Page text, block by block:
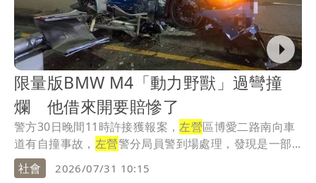
限量版BMW M4「動力野獸」過彎撞
爛 他借來開要賠慘了
警方30日晚間11時許接獲報案，左營區博愛二路南向車
道有自撞事故， 左營警分局員警到場處理，發現是一部...
社會
2026/07/31 10:15